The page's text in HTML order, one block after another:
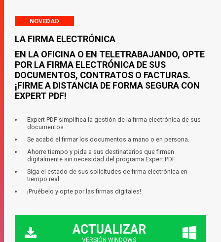
NOVEDAD
LA FIRMA ELECTRÓNICA
EN LA OFICINA O EN TELETRABAJANDO, OPTE
POR LA FIRMA ELECTRÓNICA DE SUS
DOCUMENTOS, CONTRATOS O FACTURAS.
¡FIRME A DISTANCIA DE FORMA SEGURA CON
EXPERT PDF!
Expert PDF simplifica la gestión de la firma electrónica de sus
documentos.
Se acabó el firmar los documentos a mano o en persona.
Ahorre tiempo y pida a sus destinatarios que firmen
digitalmente sin necesidad del programa Expert PDF.
Siga el estado de sus solicitudes de firma electrónica en
tiempo real.
¡Pruébelo y opte por las firmas digitales!
ACTUALIZAR
VERSIÓN WINDOWS